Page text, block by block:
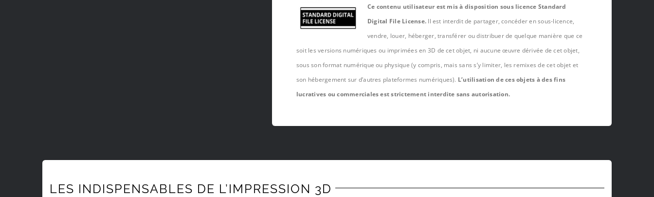
Ce contenu utilisateur est mis à disposition sous licence Standard
Digital File License. Il est interdit de partager, concéder en sous-licence,
vendre, louer, héberger, transférer ou distribuer de quelque manière que ce
soit les versions numériques ou imprimées en 3D de cet objet, ni aucune œuvre dérivée de cet objet,
sous son format numérique ou physique (y compris, mais sans s’y limiter, les remixes de cet objet et
son hébergement sur d’autres plateformes numériques). L’utilisation de ces objets à des fins
lucratives ou commerciales est strictement interdite sans autorisation.
LES INDISPENSABLES DE L’IMPRESSION 3D